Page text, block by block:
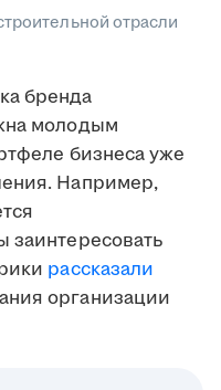
отрасли
бренда
молодым
бизнеса уже
Например,
заинтересовать
рассказали
организации